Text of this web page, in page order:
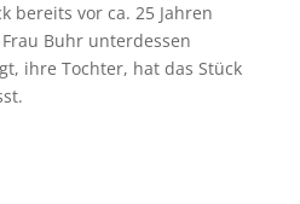
bereits vor ca. 25 Jahren
Buhr unterdessen
ihre Tochter, hat das Stück